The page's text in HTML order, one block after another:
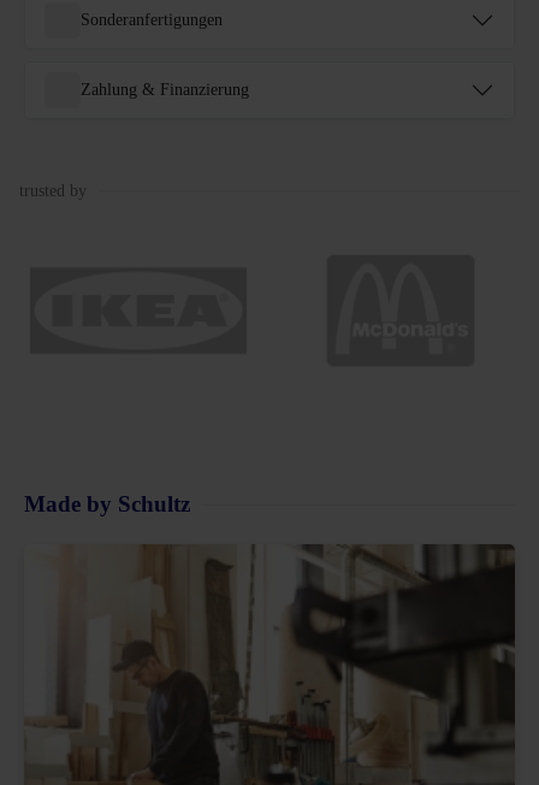
Sonderanfertigungen
Zahlung & Finanzierung
trusted by
Made by Schultz